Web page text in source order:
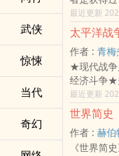
武侠
惊悚
当代
奇幻
情，风趣
勃向上，
界第一超
袖的身份
离世界政
足偏安于
开始对自
会永远的
袖……变革
小细节与
镜子。当
精心梳理
1776年的
一系列事
英帝国分
打算横跨
和大陆军
们造就了
地考察了
包括乔治·
明·富兰克
和威廉·豪
事的两条
最近更新
太平洋战
作者 : 青梅
★现代战争
经济斗争★
败投降全
族、国家
奖太平洋
中，轴心
于1941年
最近更新
世界简史
作者 : 赫伯
《世界简